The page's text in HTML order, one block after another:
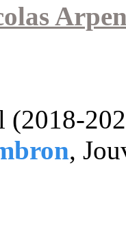
(2018-
,